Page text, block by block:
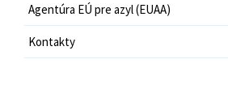
Agentúra EÚ pre azyl (EUAA)
Kontakty